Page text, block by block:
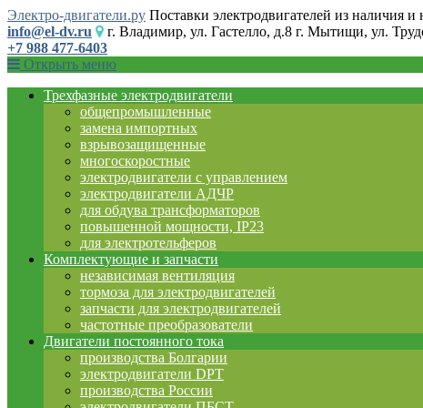
Электро-двигатели.ру Поставки электродвигателей из наличия
info@el-dv.ru
г. Владимир, ул. Гастелло, д.8 г. Мытищи, ул.
+7 988 477-6403
Открыть меню
Трехфазные электродвигатели
общепромышленные
замена импортных
взрывозащищенные
многоскоростные
электродвигатели с управлением
электродвигатели АДЧР
для обдува трансформаторов
повышенной мощности, IP23
для электротельферов
Комплектующие и запчасти
независимая вентиляция
тормоза для электродвигателей
запчасти для электродвигателей
частотные преобразователи
Двигатели постоянного тока
производства Болгарии
электродвигатели DPT
производства России